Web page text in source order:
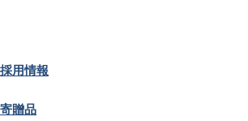
採用情報
寄贈品